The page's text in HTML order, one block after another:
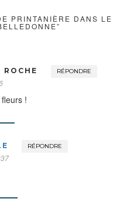
PRINTANIÈRE DANS LE
ROCHE RÉPONDRE
!
RÉPONDRE